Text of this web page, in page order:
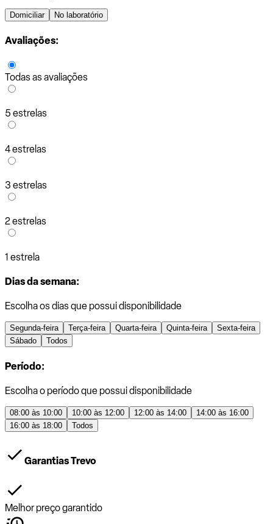
Domiciliar No laboratório
Avaliações:
Todas as avaliações
5 estrelas
4 estrelas
3 estrelas
2 estrelas
1 estrela
Dias da semana:
Escolha os dias que possui disponibilidade
Segunda-feira Terça-feira Quarta-feira Quinta-feira
Sexta-feira
Sábado
Todos
Período:
Escolha o período que possui disponibilidade
08:00 às 10:00 10:00 às 12:00 12:00 às 14:00
14:00 às 16:00
16:00 às 18:00
Todos
Garantias Trevo
Melhor preço garantido